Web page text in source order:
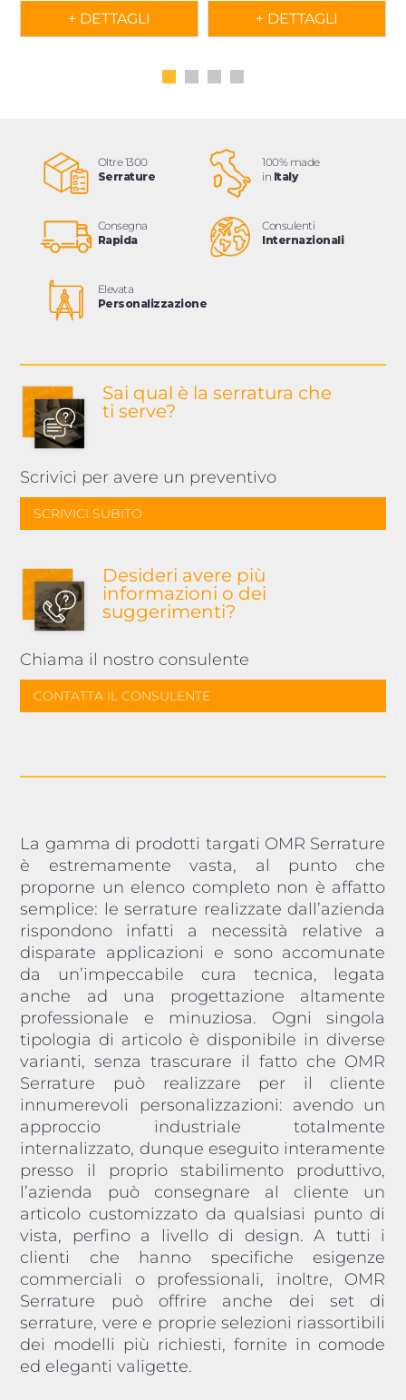
+ DETTAGLI + DETTAGLI
Oltre 1300
Serrature
100% made
in Italy
Consegna
Rapida
Consulenti
Internazionali
Elevata
Personalizzazione
Sai qual è la serratura che
ti serve?
Scrivici per avere un preventivo
SCRIVICI SUBITO
Desideri avere più
informazioni o dei
suggerimenti?
Chiama il nostro consulente
CONTATTA IL CONSULENTE
La gamma di prodotti targati OMR Serrature
è estremamente vasta, al punto che
proporne un elenco completo non è affatto
semplice: le serrature realizzate dall’azienda
rispondono infatti a necessità relative a
disparate applicazioni e sono accomunate
da un’impeccabile cura tecnica, legata
anche ad una progettazione altamente
professionale e minuziosa. Ogni singola
tipologia di articolo è disponibile in diverse
varianti, senza trascurare il fatto che OMR
Serrature può realizzare per il cliente
innumerevoli personalizzazioni: avendo un
approccio industriale totalmente
internalizzato, dunque eseguito interamente
presso il proprio stabilimento produttivo,
l’azienda può consegnare al cliente un
articolo customizzato da qualsiasi punto di
vista, perfino a livello di design. A tutti i
clienti che hanno specifiche esigenze
commerciali o professionali, inoltre, OMR
Serrature può offrire anche dei set di
serrature, vere e proprie selezioni riassortibili
dei modelli più richiesti, fornite in comode
ed eleganti valigette.